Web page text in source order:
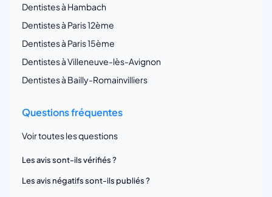
Dentistes à Hambach
Dentistes à Paris 12ème
Dentistes à Paris 15ème
Dentistes à Villeneuve-lès-Avignon
Dentistes à Bailly-Romainvilliers
Questions fréquentes
Voir toutes les questions
Les avis sont-ils vérifiés ?
Les avis négatifs sont-ils publiés ?